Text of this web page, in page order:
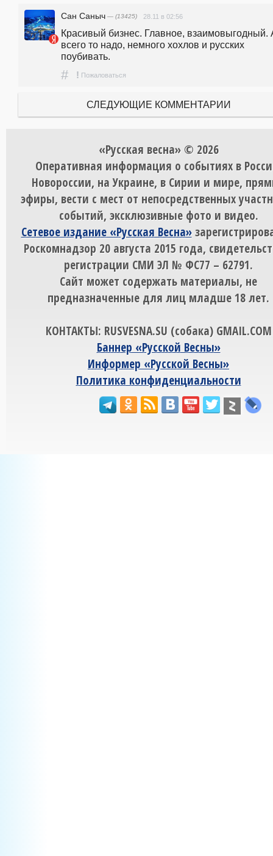
Сан Саныч — (13425) 28.11 в 02:56
Красивый бизнес. Главное, взаимовыгодный.
всего то надо, немного хохлов и русских
поубивать.
# ! Пожаловаться
СЛЕДУЮЩИЕ КОММЕНТАРИИ
«Русская весна» © 2026
Оперативная информация о событиях в
Новороссии, на Украине, в Сирии и мире,
эфиры, вести с мест от непосредственных
событий, эксклюзивные фото и видео.
Сетевое издание «Русская Весна»
Роскомнадзор 20 августа 2015 года,
регистрации СМИ ЭЛ № ФС77 – 62791.
Сайт может содержать материалы, не
предназначенные для лиц младше 18 лет.
КОНТАКТЫ: RUSVESNA.SU (собака) GMAIL.COM
Баннер «Русской Весны»
Информер «Русской Весны»
Политика конфиденциальности